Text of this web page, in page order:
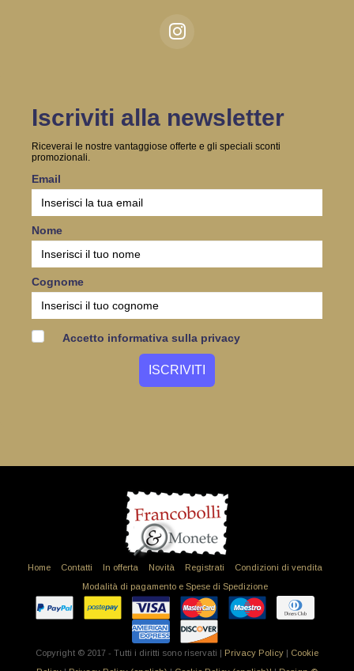
Iscriviti alla newsletter
Riceverai le nostre vantaggiose offerte e gli speciali sconti
promozionali.
Email
Nome
Cognome
Accetto informativa sulla privacy
Home Contatti In offerta Novità Registrati
Condizioni di vendita
Modalità di pagamento e Spese di Spedizione
Copyright © 2017 - Tutti i diritti sono riservati | Privacy Policy | Cookie